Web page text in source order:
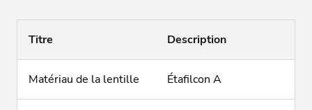
Titre Description
Matériau de la lentille Étafilcon A